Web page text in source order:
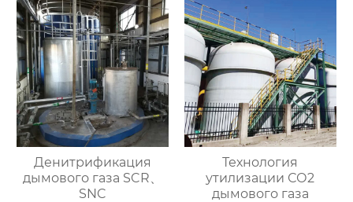
Денитрификация
дымового газа SCR、
SNC
Технология
утилизации СО2
дымового газа